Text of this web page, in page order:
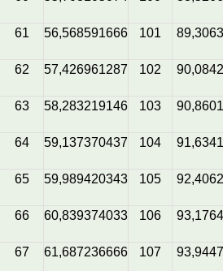
61 56,568591666 101
62 57,426961287 102
63 58,283219146 103
64 59,137370437 104
65 59,989420343 105
66 60,839374033 106
67 61,687236666 107